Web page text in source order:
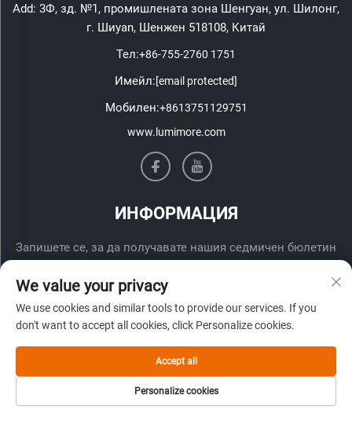
Add: 3Ф, зд. №1, промишлената зона Шенгуан, ул. Шилонг,
г. Шиyan, Шенжен 518108, Китай
Тел:+86-755-2760 1751
Имейл:[email protected]
Мобилен:+8613751129751
www.lumimore.com
ИНФОРМАЦИЯ
Запишете се, за да получавате нашия седмичен бюлетин
Изпрати
We value your privacy
We use cookies and similar tools to provide our services. If you
don't want to accept all cookies, click Personalize cookies.
Personalize cookies
Accept all